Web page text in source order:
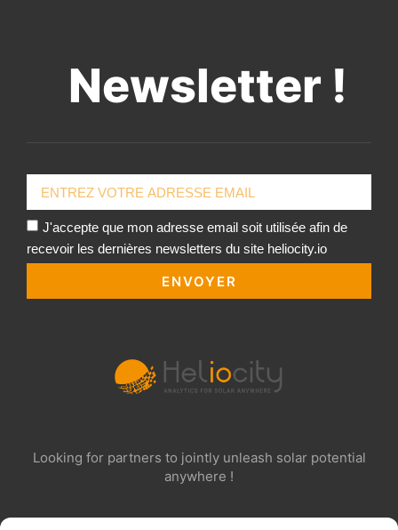
Newsletter !
J'accepte que mon adresse email soit utilisée afin de
recevoir les dernières newsletters du site heliocity.io
ENVOYER
Looking for partners to jointly unleash solar potential
anywhere !